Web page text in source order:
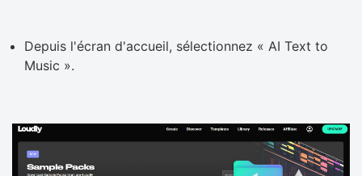
Depuis l'écran d'accueil, sélectionnez « AI Text to
Music ».